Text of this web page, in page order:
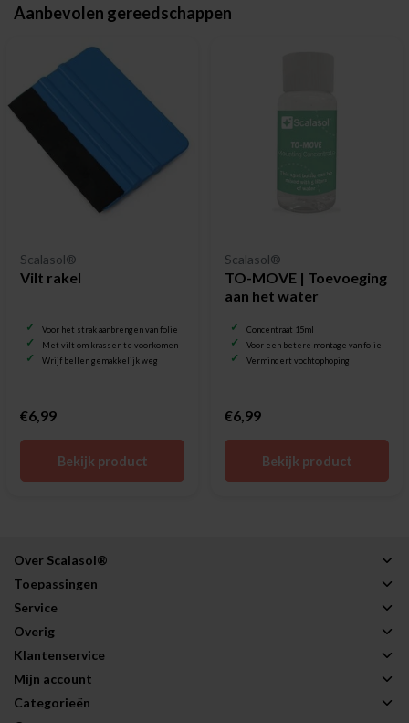
Aanbevolen gereedschappen
Scalasol®
Vilt rakel
Voor het strak aanbrengen van folie
Met vilt om krassen te voorkomen
Wrijf bellen gemakkelijk weg
€6,99
Bekijk product
Scalasol®
TO-MOVE | Toevoeging
aan het water
Concentraat 15ml
Voor een betere montage van folie
Vermindert vochtophoping
€6,99
Bekijk product
Over Scalasol®
Toepassingen
Service
Overig
Klantenservice
Mijn account
Categorieën